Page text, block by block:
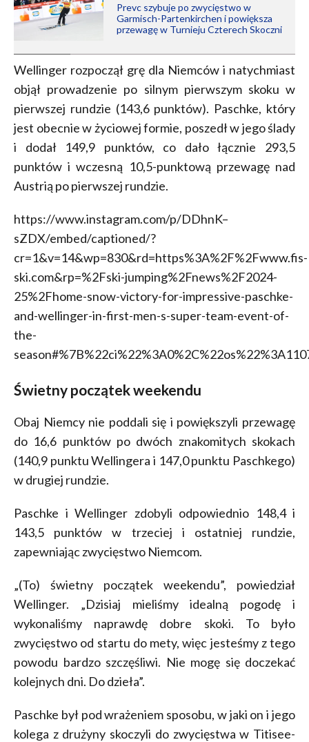
Prevc szybuje po zwycięstwo w
Garmisch-Partenkirchen i powiększa
przewagę w Turnieju Czterech Skoczni
Wellinger rozpoczął grę dla Niemców i natychmiast
objął prowadzenie po silnym pierwszym skoku w
pierwszej rundzie (143,6 punktów). Paschke, który
jest obecnie w życiowej formie, poszedł w jego ślady
i dodał 149,9 punktów, co dało łącznie 293,5
punktów i wczesną 10,5-punktową przewagę nad
Austrią po pierwszej rundzie.
https://www.instagram.com/p/DDhnK–
sZDX/embed/captioned/?
cr=1&v=14&wp=830&rd=https%3A%2F%2Fwww.fis-
ski.com&rp=%2Fski-jumping%2Fnews%2F2024-
25%2Fhome-snow-victory-for-impressive-paschke-
and-wellinger-in-first-men-s-super-team-event-of-
the-
Świetny początek weekendu
Obaj Niemcy nie poddali się i powiększyli przewagę
do 16,6 punktów po dwóch znakomitych skokach
(140,9 punktu Wellingera i 147,0 punktu Paschkego)
w drugiej rundzie.
Paschke i Wellinger zdobyli odpowiednio 148,4 i
143,5 punktów w trzeciej i ostatniej rundzie,
zapewniając zwycięstwo Niemcom.
„(To) świetny początek weekendu”, powiedział
Wellinger. „Dzisiaj mieliśmy idealną pogodę i
wykonaliśmy naprawdę dobre skoki. To było
zwycięstwo od startu do mety, więc jesteśmy z tego
powodu bardzo szczęśliwi. Nie mogę się doczekać
kolejnych dni. Do dzieła”.
Paschke był pod wrażeniem sposobu, w jaki on i jego
kolega z drużyny skoczyli do zwycięstwa w Titisee-